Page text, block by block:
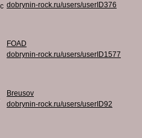
dobrynin-rock.ru/users/userID376
FOAD
dobrynin-rock.ru/users/userID1577
Breusov
dobrynin-rock.ru/users/userID92